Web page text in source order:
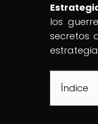
los
secretos
Índice